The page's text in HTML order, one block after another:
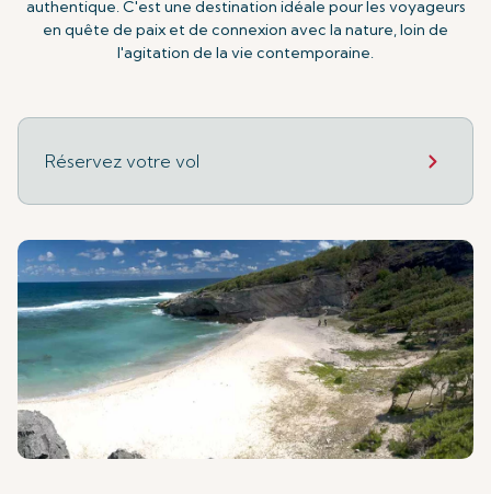
authentique. C'est une destination idéale pour les voyageurs
en quête de paix et de connexion avec la nature, loin de
l'agitation de la vie contemporaine.
Réservez votre vol